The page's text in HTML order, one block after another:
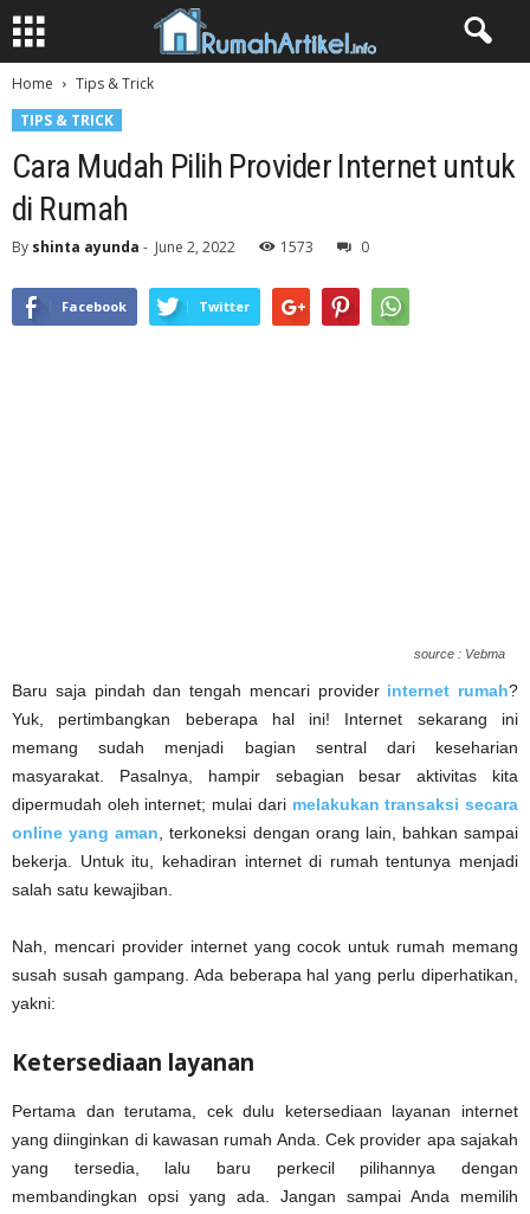
Home
Tips & Trick
TIPS & TRICK
Cara Mudah Pilih Provider Internet untuk
di Rumah
By shinta ayunda - June 2, 2022 1573 0
Facebook Twitter
source : Vebma
Baru saja pindah dan tengah mencari provider internet rumah?
Yuk, pertimbangkan beberapa hal ini! Internet sekarang ini
memang sudah menjadi bagian sentral dari keseharian
masyarakat. Pasalnya, hampir sebagian besar aktivitas kita
dipermudah oleh internet; mulai dari melakukan transaksi secara
online yang aman, terkoneksi dengan orang lain, bahkan sampai
bekerja. Untuk itu, kehadiran internet di rumah tentunya menjadi
salah satu kewajiban.
Nah, mencari provider internet yang cocok untuk rumah memang
susah susah gampang. Ada beberapa hal yang perlu diperhatikan,
yakni:
Ketersediaan layanan
Pertama dan terutama, cek dulu ketersediaan layanan internet
yang diinginkan di kawasan rumah Anda. Cek provider apa sajakah
yang tersedia, lalu baru perkecil pilihannya dengan
membandingkan opsi yang ada. Jangan sampai Anda memilih